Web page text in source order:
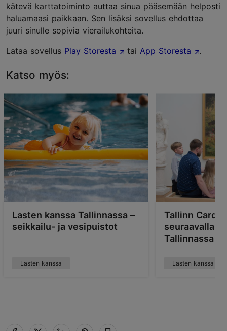
kätevä karttatoiminto auttaa sinua pääsemään helposti
haluamaasi paikkaan. Sen lisäksi sovellus ehdottaa
juuri sinulle sopivia vierailukohteita.
Lataa sovellus Play Storesta tai App Storesta .
Katso myös:
Lasten kanssa Tallinnassa –
seikkailu- ja vesipuistot
Lasten kanssa
Tallinn
seuraavalla
Tallinnassa
Lasten kanssa